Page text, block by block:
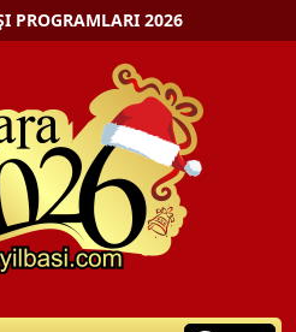
PROGRAMLARI 2026